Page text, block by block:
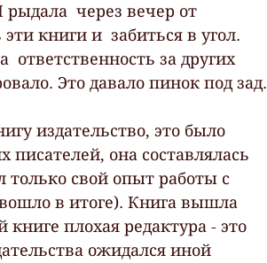
рыдала  через вечер от
книги и  забиться в угол.
за других
Это давало пинок под зад.
издательство, это было
она составлялась
только свой опыт работы с
в итоге). Книга вышла
плохая редактура - это
ожидался иной